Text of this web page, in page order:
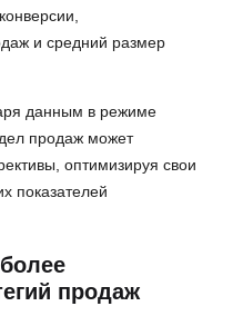
и средний размер
данным в режиме
продаж может
оптимизируя свои
показателей
продаж